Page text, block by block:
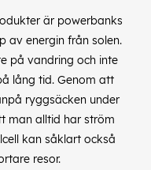
är powerbanks
av energin från solen.
på vandring och inte
lång tid. Genom att
ryggsäcken under
man alltid har ström
kan såklart också
resor.